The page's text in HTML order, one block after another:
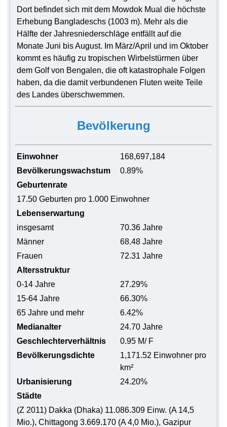
Dort befindet sich mit dem Mowdok Mual die höchste
Erhebung Bangladeschs (1003 m). Mehr als die
Hälfte der Jahresniederschläge entfällt auf die
Monate Juni bis August. Im März/April und im Oktober
kommt es häufig zu tropischen Wirbelstürmen über
dem Golf von Bengalen, die oft katastrophale Folgen
haben, da die damit verbundenen Fluten weite Teile
des Landes überschwemmen.
Bevölkerung
Einwohner
168,697,184
Bevölkerungswachstum
0.89%
Geburtenrate
17.50 Geburten pro 1.000 Einwohner
Lebenserwartung
insgesamt
70.36 Jahre
Männer
68.48 Jahre
Frauen
72.31 Jahre
Altersstruktur
0-14 Jahre
27.29%
15-64 Jahre
66.30%
65 Jahre und mehr
6.42%
Medianalter
24.70 Jahre
Geschlechterverhältnis
0.95 M/ F
Bevölkerungsdichte
1,171.52 Einwohner pro
km²
Urbanisierung
24.20%
Städte
(Z 2011) Dakka (Dhaka) 11.086.309 Einw. (A 14,5
Mio.), Chittagong 3.669.170 (A 4,0 Mio.), Gazipur